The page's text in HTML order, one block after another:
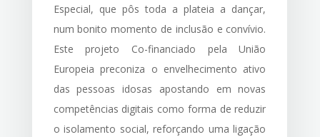
Especial, que pôs toda a plateia a dançar,
num bonito momento de inclusão e convívio.
Este projeto Co-financiado pela União
Europeia preconiza o envelhecimento ativo
das pessoas idosas apostando em novas
competências digitais como forma de reduzir
o isolamento social, reforçando uma ligação